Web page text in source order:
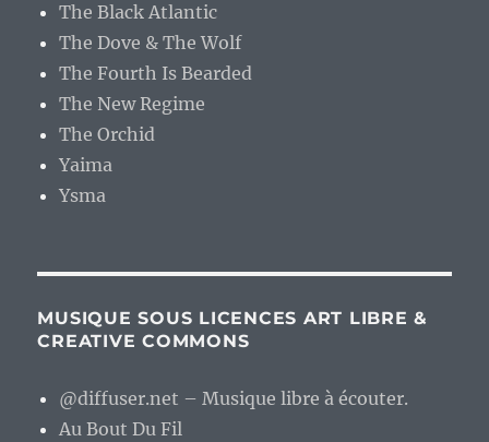
The Black Atlantic
The Dove & The Wolf
The Fourth Is Bearded
The New Regime
The Orchid
Yaima
Ysma
MUSIQUE SOUS LICENCES ART LIBRE &
CREATIVE COMMONS
@diffuser.net – Musique libre à écouter.
Au Bout Du Fil